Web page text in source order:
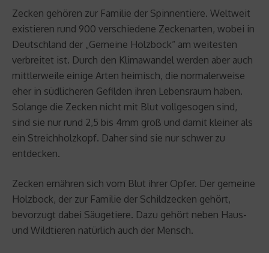
Zecken gehören zur Familie der Spinnentiere. Weltweit
existieren rund 900 verschiedene Zeckenarten, wobei in
Deutschland der „Gemeine Holzbock“ am weitesten
verbreitet ist. Durch den Klimawandel werden aber auch
mittlerweile einige Arten heimisch, die normalerweise
eher in südlicheren Gefilden ihren Lebensraum haben.
Solange die Zecken nicht mit Blut vollgesogen sind,
sind sie nur rund 2,5 bis 4mm groß und damit kleiner als
ein Streichholzkopf. Daher sind sie nur schwer zu
entdecken.
Zecken ernähren sich vom Blut ihrer Opfer. Der gemeine
Holzbock, der zur Familie der Schildzecken gehört,
bevorzugt dabei Säugetiere. Dazu gehört neben Haus-
und Wildtieren natürlich auch der Mensch.